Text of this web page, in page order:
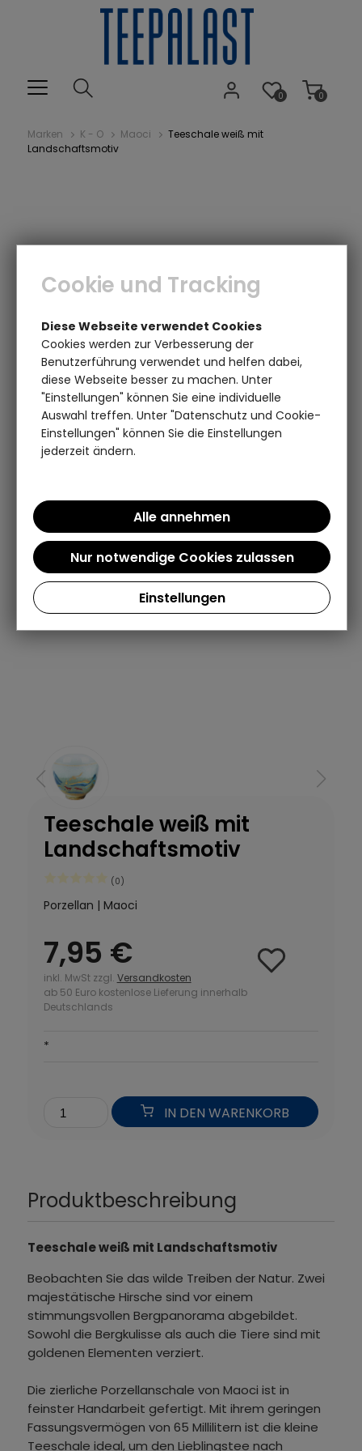
0
0
Marken K - O Maoci
Teeschale weiß mit
Landschaftsmotiv
Teeschale weiß mit
Landschaftsmotiv
(0)
Porzellan | Maoci
7,95 €
inkl. MwSt zzgl. Versandkosten
ab 50 Euro kostenlose Lieferung innerhalb
Deutschlands
*
IN DEN WARENKORB
Produktbeschreibung
Teeschale weiß mit Landschaftsmotiv
Beobachten Sie das wilde Treiben der Natur. Zwei
majestätische Hirsche sind vor einem
stimmungsvollen Bergpanorama abgebildet.
Sowohl die Bergkulisse als auch die Tiere sind mit
goldenen Elementen verziert.
Die zierliche Porzellanschale von Maoci ist in
feinster Handarbeit gefertigt. Mit ihrem geringen
Fassungsvermögen von 65 Millilitern ist die kleine
Teeschale ideal, um den Lieblingstee nach
Cookie und Tracking
Diese Webseite verwendet Cookies
Cookies werden zur Verbesserung der
Benutzerführung verwendet und helfen dabei,
diese Webseite besser zu machen. Unter
"Einstellungen" können Sie eine individuelle
Auswahl treffen. Unter "Datenschutz und Cookie-
Einstellungen" können Sie die Einstellungen
jederzeit ändern.
Einstellungen